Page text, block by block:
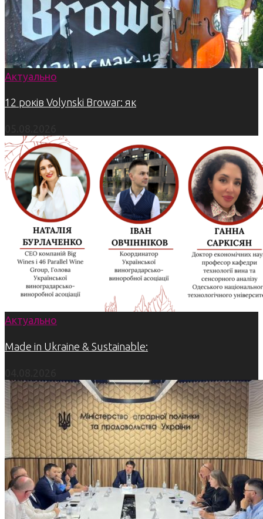
Актуально
12 років Volynski Browar: як
Актуально
Made in Ukraine & Sustainable: